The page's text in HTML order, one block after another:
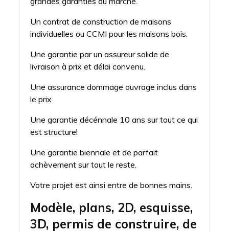
Un contrat de construction de maisons
individuelles ou CCMI pour les maisons bois.
Une garantie par un assureur solide de
livraison à prix et délai convenu.
Une assurance dommage ouvrage inclus dans
le prix
Une garantie décénnale 10 ans sur tout ce qui
est structurel
Une garantie biennale et de parfait
achèvement sur tout le reste.
Votre projet est ainsi entre de bonnes mains.
Modèle, plans, 2D, esquisse,
3D, permis de construire, de